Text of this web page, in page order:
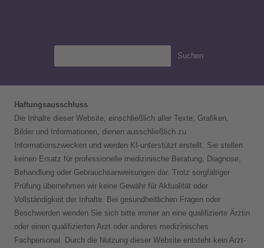
Suchen
Haftungsausschluss
Die Inhalte dieser Website, einschließlich aller Texte, Grafiken,
Bilder und Informationen, dienen ausschließlich zu
Informationszwecken und werden KI-unterstützt erstellt. Sie stellen
keinen Ersatz für professionelle medizinische Beratung, Diagnose,
Behandlung oder Gebrauchsanweisungen dar. Trotz sorgfältiger
Prüfung übernehmen wir keine Gewähr für Aktualität oder
Vollständigkeit der Inhalte. Bei gesundheitlichen Fragen oder
Beschwerden wenden Sie sich bitte immer an eine qualifizierte Ärztin
oder einen qualifizierten Arzt oder anderes medizinisches
Fachpersonal. Durch die Nutzung dieser Website entsteht kein Arzt-